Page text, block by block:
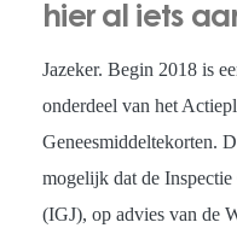
hier al iets
Jazeker. Begin 2018 is
onderdeel van het
Geneesmiddeltekorten.
mogelijk dat de
(IGJ), op advies van de